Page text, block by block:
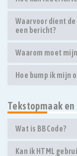
Waarvoor dient
een bericht?
Waarom moet
Hoe bump ik mijn
Tekstopmaak
Wat is BBCode?
Kan ik HTML